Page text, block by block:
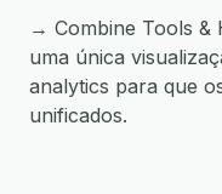
→ Combine Tools &
uma única
analytics para que
unificados.